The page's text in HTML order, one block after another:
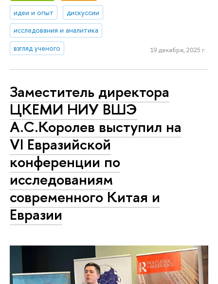
идеи и опыт
дискуссии
исследования и аналитика
взгляд ученого
19 декабря, 2025 г.
Заместитель директора
ЦКЕМИ НИУ ВШЭ
А.С.Королев выступил на
VI Евразийской
конференции по
исследованиям
современного Китая и
Евразии